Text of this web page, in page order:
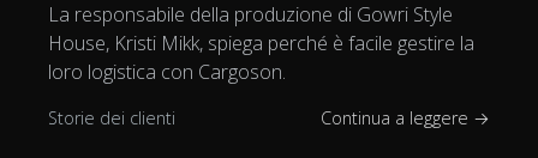
La responsabile della produzione di Gowri Style
House, Kristi Mikk, spiega perché è facile gestire la
loro logistica con Cargoson.
Storie dei clienti Continua a leggere →